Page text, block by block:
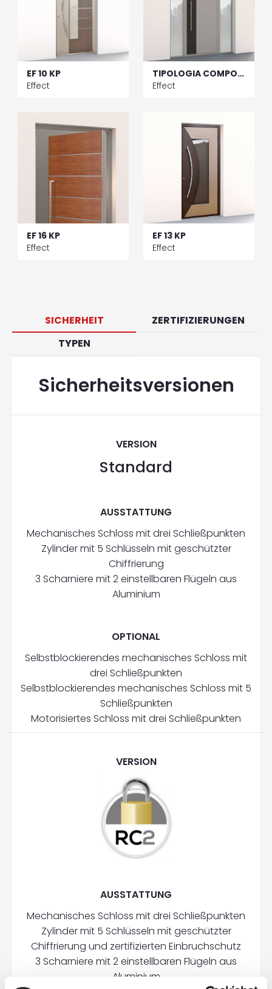
EF 10 KP
Effect
TIPOLOGIA COMPOSTA EF 03 KP – 2 Fianchiluce e Sopraluce
Effect
EF 16 KP
Effect
EF 13 KP
Effect
SICHERHEIT
ZERTIFIZIERUNGEN
TYPEN
Sicherheitsversionen
VERSION
Standard
AUSSTATTUNG
Mechanisches Schloss mit drei Schließpunkten
Zylinder mit 5 Schlüsseln mit geschützter
Chiffrierung
3 Scharniere mit 2 einstellbaren Flügeln aus
Aluminium
OPTIONAL
Selbstblockierendes mechanisches Schloss mit
drei Schließpunkten
Selbstblockierendes mechanisches Schloss mit 5
Schließpunkten
Motorisiertes Schloss mit drei Schließpunkten
VERSION
AUSSTATTUNG
Mechanisches Schloss mit drei Schließpunkten
Zylinder mit 5 Schlüsseln mit geschützter
Chiffrierung und zertifizierten Einbruchschutz
3 Scharniere mit 2 einstellbaren Flügeln aus
Aluminium